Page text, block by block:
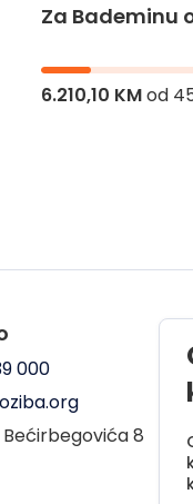
Za Bademinu
6.210,10 KMod
000
8